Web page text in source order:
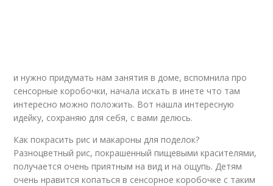
и нужно придумать нам занятия в доме, вспомнила про
сенсорные коробочки, начала искать в инете что там
интересно можно положить. Вот нашла интересную
идейку, сохраняю для себя, с вами делюсь.
Как покрасить рис и макароны для поделок?
Разноцветный рис, покрашенный пищевыми красителями,
получается очень приятным на вид и на ощупь. Детям
очень нравится копаться в сенсорное коробочке с таким